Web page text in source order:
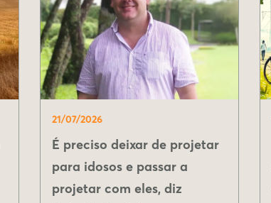
21/07/2026
É preciso deixar de projetar
para idosos e passar a
projetar com eles, diz